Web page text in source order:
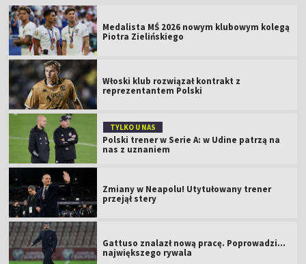
Medalista MŚ 2026 nowym klubowym kolegą
Piotra Zielińskiego
Włoski klub rozwiązał kontrakt z
reprezentantem Polski
TYLKO U NAS
Polski trener w Serie A: w Udine patrzą na
nas z uznaniem
Zmiany w Neapolu! Utytułowany trener
przejął stery
Gattuso znalazł nową pracę. Poprowadzi...
największego rywala